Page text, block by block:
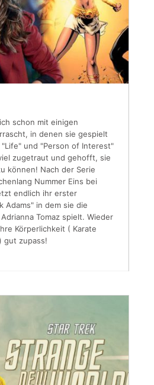
schon mit einigen
in denen sie gespielt
"Life" und "Person of Interest"
zugetraut und gehofft, sie
können! Nach der Serie
Nummer Eins bei
endlich ihr erster
Adams" in dem sie die
Tomaz spielt. Wieder
Körperlichkeit ( Karate
gut zupass!